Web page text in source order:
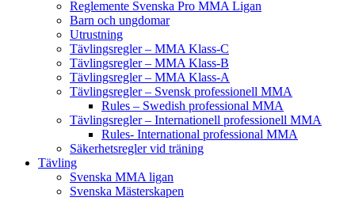
Reglemente Svenska Pro MMA Ligan
Barn och ungdomar
Utrustning
Tävlingsregler – MMA Klass-C
Tävlingsregler – MMA Klass-B
Tävlingsregler – MMA Klass-A
Tävlingsregler – Svensk professionell MMA
Rules – Swedish professional MMA
Tävlingsregler – Internationell professionell MMA
Rules- International professional MMA
Säkerhetsregler vid träning
Tävling
Svenska MMA ligan
Svenska Mästerskapen